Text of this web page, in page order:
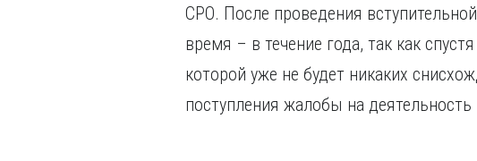
СРО. После проведения
время – в течение года, так как
которой уже не будет никаких
поступления жалобы на